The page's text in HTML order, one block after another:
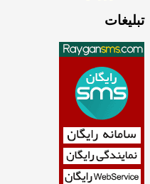
تبلیغات